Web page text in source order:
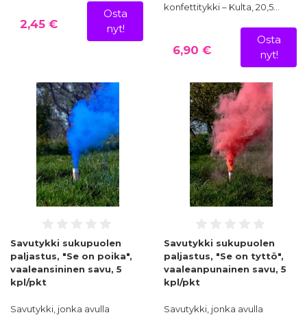
2,45 €
Osta
nyt!
konfettitykki – Kulta, 20,5…
6,90 €
Osta
nyt!
Savutykki sukupuolen
paljastus, "Se on poika",
vaaleansininen savu, 5
kpl/pkt
Savutykki, jonka avulla
Savutykki sukupuolen
paljastus, "Se on tyttö",
vaaleanpunainen savu, 5
kpl/pkt
Savutykki, jonka avulla